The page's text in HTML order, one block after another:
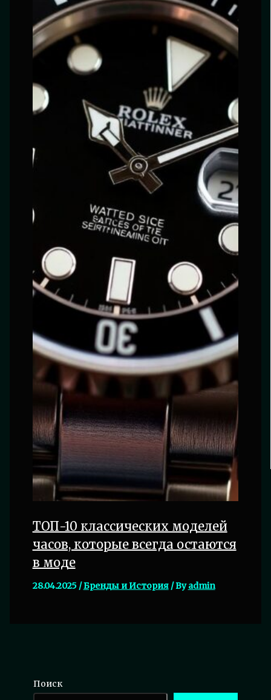
ТОП-10 классических моделей
часов, которые всегда остаются
в моде
28.04.2025 /Бренды и История/ Byadmin
Поиск